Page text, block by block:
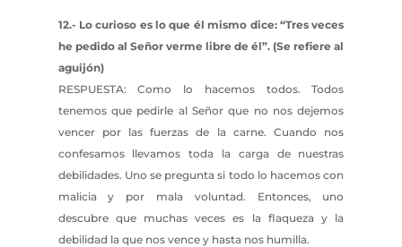
12.- Lo curioso es lo que él mismo dice: “Tres veces
he pedido al Señor verme libre de él”. (Se refiere al
aguijón)
RESPUESTA: Como lo hacemos todos. Todos
tenemos que pedirle al Señor que no nos dejemos
vencer por las fuerzas de la carne. Cuando nos
confesamos llevamos toda la carga de nuestras
debilidades. Uno se pregunta si todo lo hacemos con
malicia y por mala voluntad. Entonces, uno
descubre que muchas veces es la flaqueza y la
debilidad la que nos vence y hasta nos humilla.